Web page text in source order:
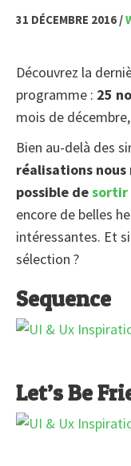
31 DÉCEMBRE 2016 /
Découvrez la
programme : 25
mois de
Bien au-delà des
réalisations
possible desortir
encore de belles
intéressantes. Et
sélection ?
Sequence
Let’s Be